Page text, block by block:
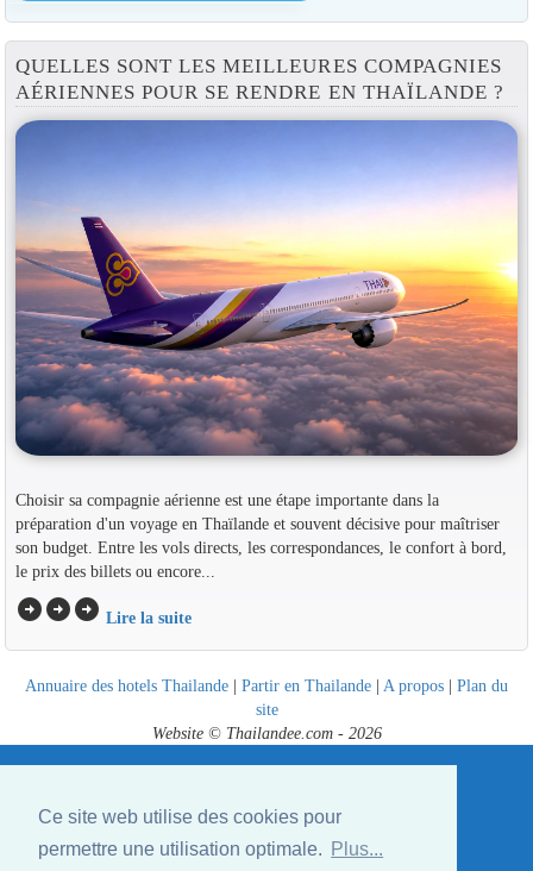
Ce site web utilise des cookies pour
permettre une utilisation optimale.
Plus...
QUELLES SONT LES MEILLEURES COMPAGNIES
AÉRIENNES POUR SE RENDRE EN THAÏLANDE ?
Choisir sa compagnie aérienne est une étape importante dans la
préparation d'un voyage en Thaïlande et souvent décisive pour maîtriser
son budget. Entre les vols directs, les correspondances, le confort à bord,
le prix des billets ou encore...
arrow_circle_rightarrow_circle_rightarrow_circle_right Lire la suite
Annuaire des hotels Thailande | Partir en Thailande | A propos | Plan du
site
Website © Thailandee.com - 2026